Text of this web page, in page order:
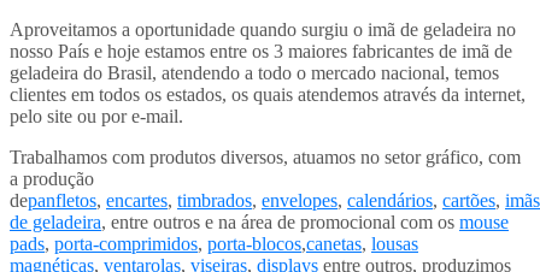
Aproveitamos a oportunidade quando surgiu o imã de geladeira no
nosso País e hoje estamos entre os 3 maiores fabricantes de imã de
geladeira do Brasil, atendendo a todo o mercado nacional, temos
clientes em todos os estados, os quais atendemos através da internet,
pelo site ou por e-mail.
Trabalhamos com produtos diversos, atuamos no setor gráfico, com
a produção
depanfletos, encartes, timbrados, envelopes, calendários, cartões, imãs
de geladeira, entre outros e na área de promocional com os mouse
pads, porta-comprimidos, porta-blocos,canetas, lousas
magnéticas, ventarolas, viseiras, displays entre outros, produzimos